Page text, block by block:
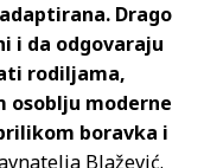
Drago
i da odgovaraju
rodiljama,
osoblju moderne
boravka i
Blažević.